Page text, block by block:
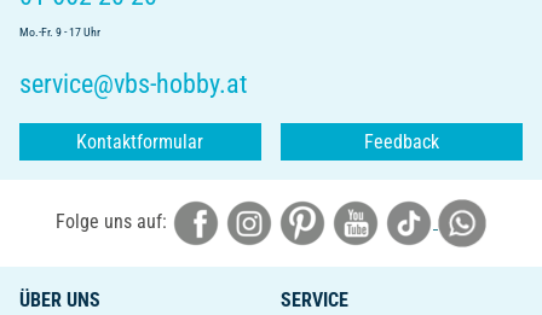
Mo.-Fr. 9 - 17 Uhr
service@vbs-hobby.at
Kontaktformular Feedback
Folge uns auf:
ÜBER UNS
SERVICE